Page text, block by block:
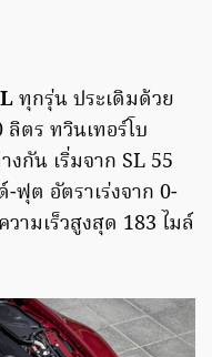
ทุกรุ่น ประเดิมด้วย
ตร ทวินเทอร์โบ
กัน เริ่มจาก SL 55
ฟุต อัตราเร่งจาก 0-
ามเร็วสูงสุด 183 ไมล์